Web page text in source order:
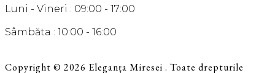
Luni - Vineri : 09:00 - 17:00
Sâmbăta : 10:00 - 16:00
Copyright © 2026 Eleganța Miresei . Toate drepturile